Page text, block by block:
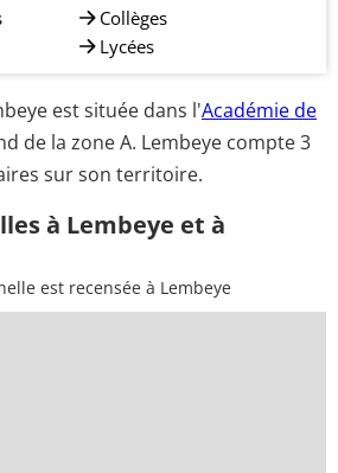
Collèges
Lycées
est située dans l'Académie de
de la zone A. Lembeye compte 3
sur son territoire.
à Lembeye et à
est recensée à Lembeye